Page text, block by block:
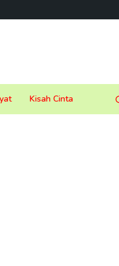
Kisah Cinta